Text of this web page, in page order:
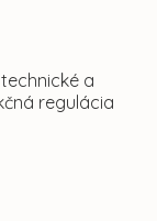
a
regulácia